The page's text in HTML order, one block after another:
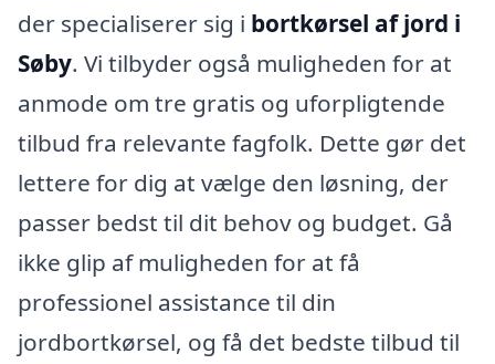
der specialiserer sig i bortkørsel af jord i
Søby. Vi tilbyder også muligheden for at
anmode om tre gratis og uforpligtende
tilbud fra relevante fagfolk. Dette gør det
lettere for dig at vælge den løsning, der
passer bedst til dit behov og budget. Gå
ikke glip af muligheden for at få
professionel assistance til din
jordbortkørsel, og få det bedste tilbud til